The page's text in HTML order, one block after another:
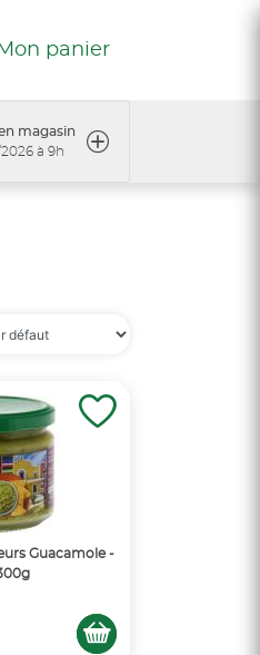
Mon panier
magasin
à 9h
Guacamole -